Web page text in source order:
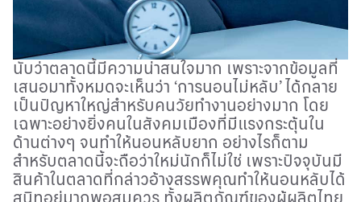
นับว่าตลาดนี้มีความน่าสนใจมาก เพราะจากข้อมูลที่
เสนอมาทั้งหมดจะเห็นว่า ‘การนอนไม่หลับ’ได้กลาย
เป็นปัญหาใหญ่สำหรับคนวัยทำงานอย่างมาก โดย
เฉพาะอย่างยิ่งคนในสังคมเมืองที่มีแรงกระตุ้นใน
ด้านต่างๆ จนทำให้นอนหลับยาก อย่างไรก็ตาม
สำหรับตลาดนี้จะถือว่าใหม่นักก็ไม่ใช่ เพราะปัจจุบันมี
สินค้าในตลาดที่กล่าวอ้างสรรพคุณทำให้นอนหลับได้
สนิทอยู่มากพอสมควร ทั้งผลิตภัณฑ์ของผู้ผลิตไทย